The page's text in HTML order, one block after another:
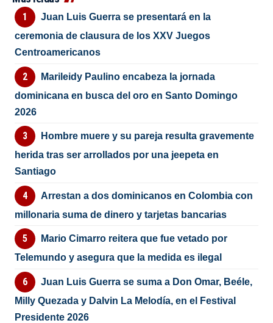
Juan Luis Guerra se presentará en la
ceremonia de clausura de los XXV Juegos
Centroamericanos
Marileidy Paulino encabeza la jornada
dominicana en busca del oro en Santo Domingo
2026
Hombre muere y su pareja resulta gravemente
herida tras ser arrollados por una jeepeta en
Santiago
Arrestan a dos dominicanos en Colombia con
millonaria suma de dinero y tarjetas bancarias
Mario Cimarro reitera que fue vetado por
Telemundo y asegura que la medida es ilegal
Juan Luis Guerra se suma a Don Omar, Beéle,
Milly Quezada y Dalvin La Melodía, en el Festival
Presidente 2026